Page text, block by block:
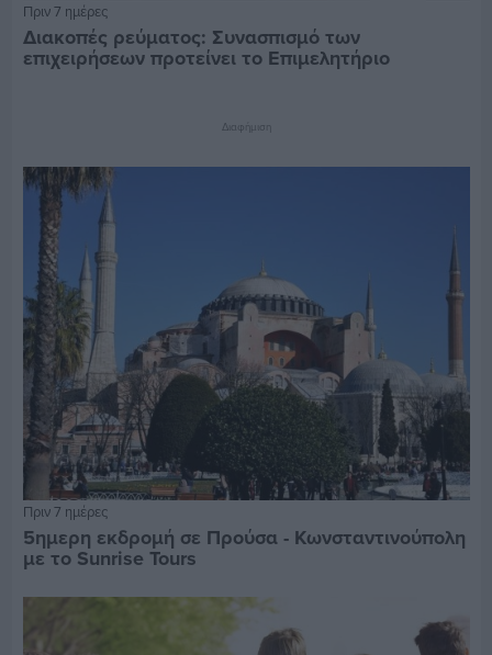
Πριν 7 ημέρες
Διακοπές ρεύματος: Συνασπισμό των
επιχειρήσεων προτείνει το Επιμελητήριο
Διαφήμιση
Πριν 7 ημέρες
5ημερη εκδρομή σε Προύσα - Κωνσταντινούπολη
με το Sunrise Tours